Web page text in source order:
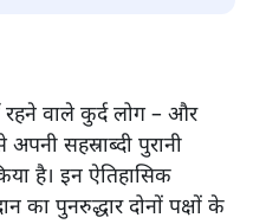
वाले कुर्द लोग – और
सहस्राब्दी पुरानी
है। इन ऐतिहासिक
का पुनरुद्धार दोनों पक्षों के